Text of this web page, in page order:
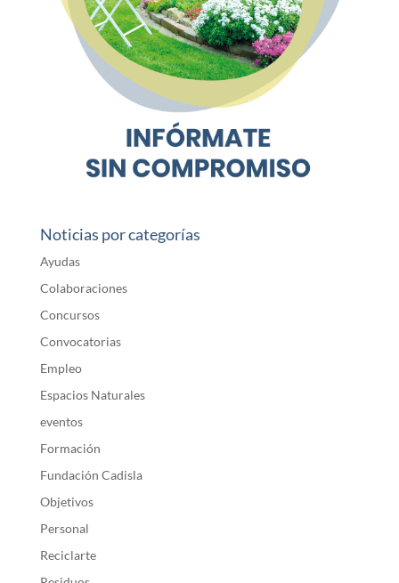
Noticias por categorías
Ayudas
Colaboraciones
Concursos
Convocatorias
Empleo
Espacios Naturales
eventos
Formación
Fundación Cadisla
Objetivos
Personal
Reciclarte